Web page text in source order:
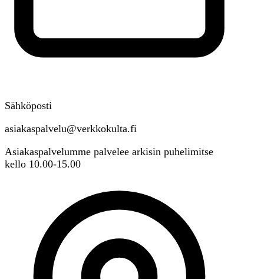
Sähköposti
asiakaspalvelu@verkkokulta.fi
Asiakaspalvelumme palvelee arkisin puhelimitse
kello 10.00-15.00